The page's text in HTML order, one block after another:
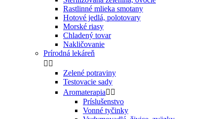
Rastlinné mlieka smotany
Hotové jedlá, polotovary
Morské riasy
Chladený tovar
Nakličovanie
Prírodná lekáreň
 
Zelené potraviny
Testovacie sady
Aromaterapia 
Príslušenstvo
Vonné tyčinky